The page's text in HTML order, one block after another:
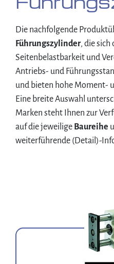
Die nachfolgende
Führungszylinder, die sich
Seitenbelastbarkeit und
Antriebs- und
und bieten hohe Moment-
Eine breite Auswahl
Marken steht Ihnen zur
auf die jeweilige Baureihe
weiterführende (Detail)-